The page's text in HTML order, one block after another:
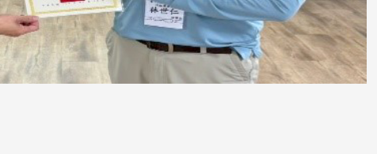
4 版 捐款征信、其他消
息
欢迎使用「淡江大学校园征才
线上系统」
4 版 捐款征信、其他消
息
捐款芳名录